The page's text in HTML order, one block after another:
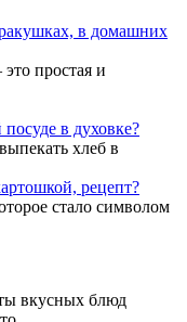
в домашних
простая и
в духовке?
хлеб в
рецепт?
стало символом
вкусных блюд